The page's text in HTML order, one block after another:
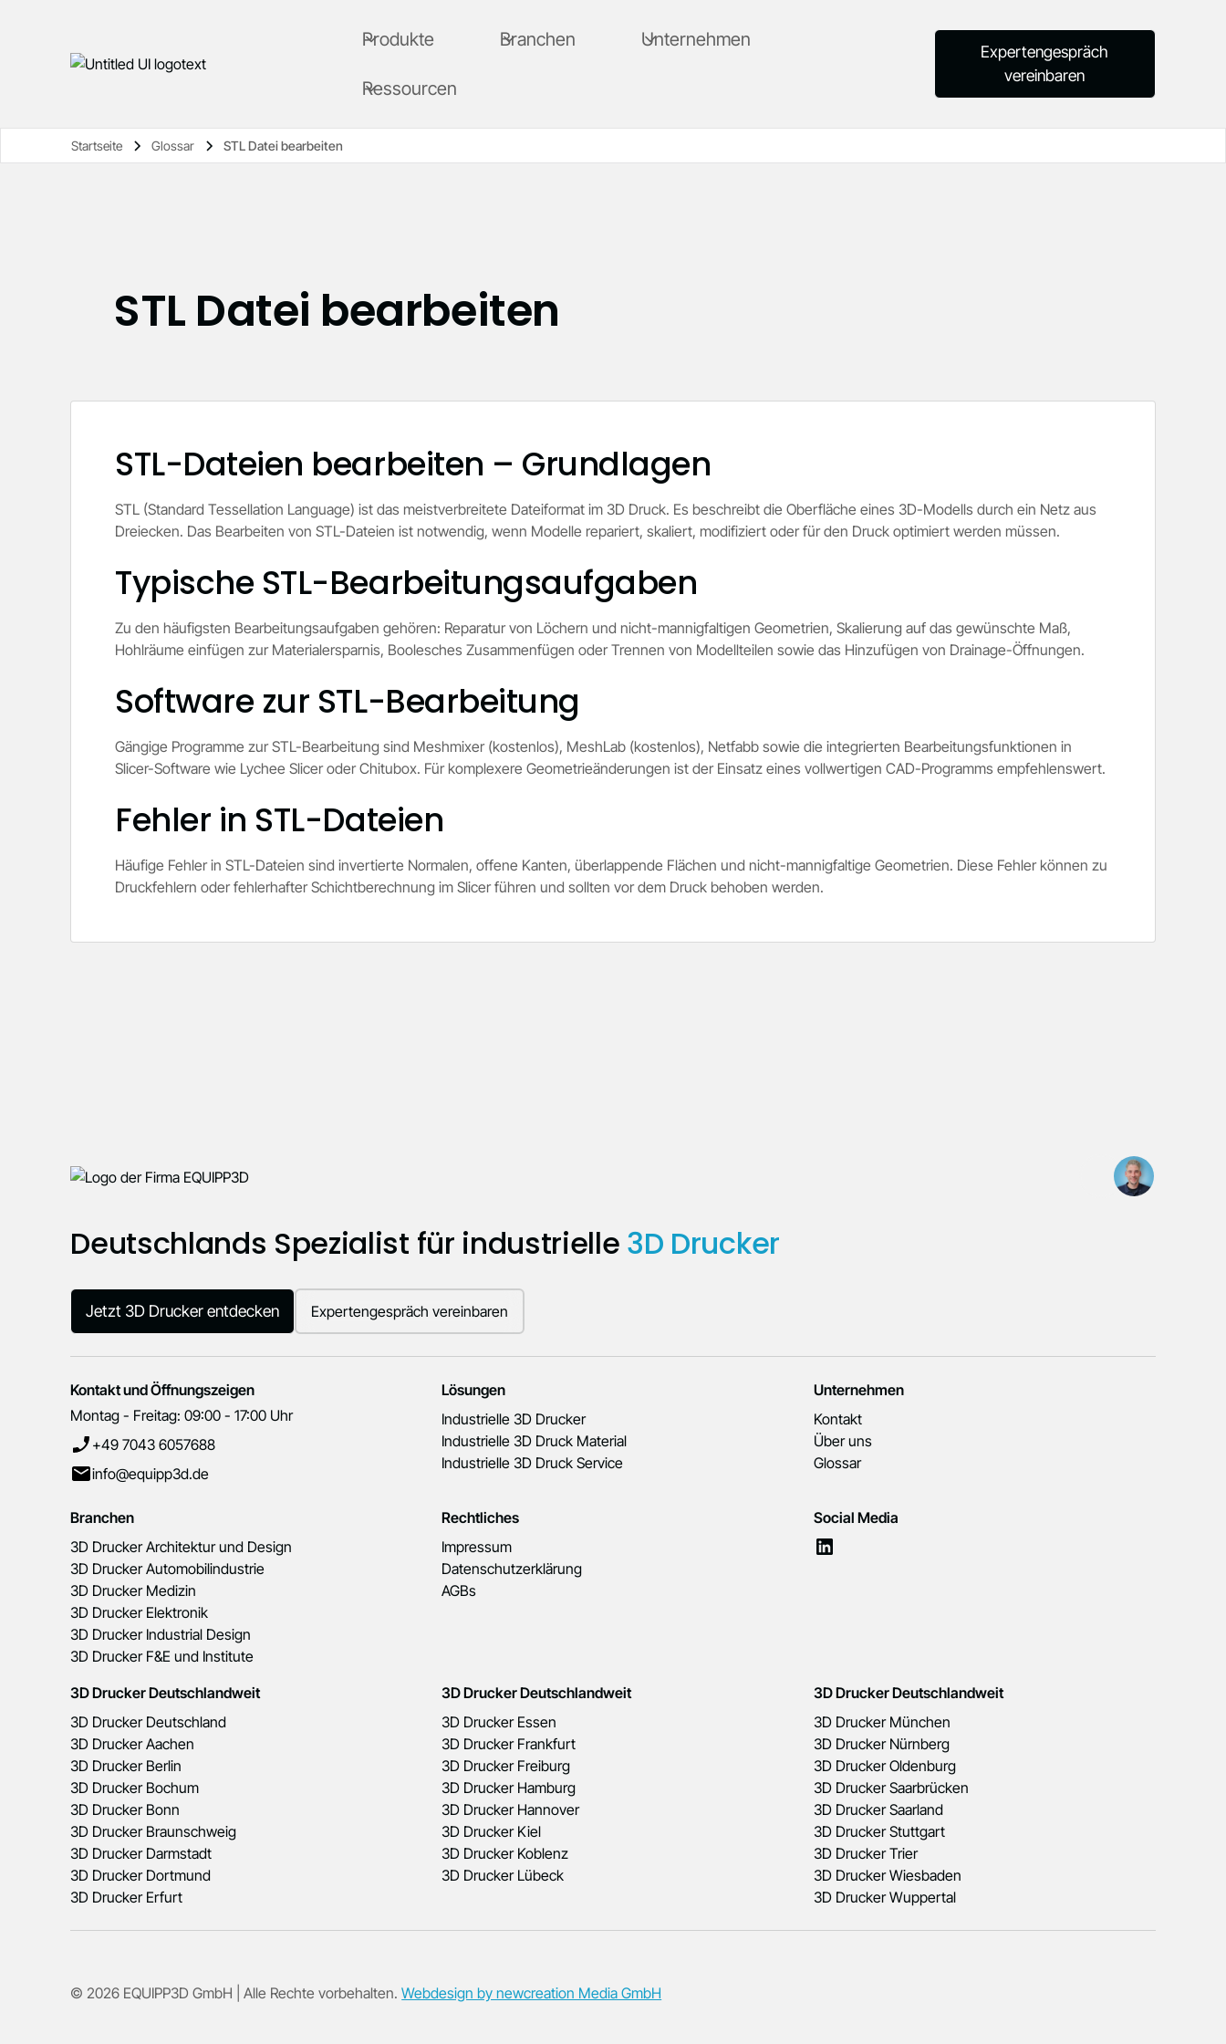
Produkte Branchen Unternehmen
Ressourcen
Expertengespräch
vereinbaren
Startseite Glossar STL Datei bearbeiten
STL Datei bearbeiten
STL-Dateien bearbeiten – Grundlagen
STL (Standard Tessellation Language) ist das meistverbreitete Dateiformat im 3D Druck. Es beschreibt die Oberfläche eines 3D-Modells durch ein Netz aus
Dreiecken. Das Bearbeiten von STL-Dateien ist notwendig, wenn Modelle repariert, skaliert, modifiziert oder für den Druck optimiert werden müssen.
Typische STL-Bearbeitungsaufgaben
Zu den häufigsten Bearbeitungsaufgaben gehören: Reparatur von Löchern und nicht-mannigfaltigen Geometrien, Skalierung auf das gewünschte Maß,
Hohlräume einfügen zur Materialersparnis, Boolesches Zusammenfügen oder Trennen von Modellteilen sowie das Hinzufügen von Drainage-Öffnungen.
Software zur STL-Bearbeitung
Gängige Programme zur STL-Bearbeitung sind Meshmixer (kostenlos), MeshLab (kostenlos), Netfabb sowie die integrierten Bearbeitungsfunktionen in
Slicer-Software wie Lychee Slicer oder Chitubox. Für komplexere Geometrieänderungen ist der Einsatz eines vollwertigen CAD-Programms empfehlenswert.
Fehler in STL-Dateien
Häufige Fehler in STL-Dateien sind invertierte Normalen, offene Kanten, überlappende Flächen und nicht-mannigfaltige Geometrien. Diese Fehler können zu
Druckfehlern oder fehlerhafter Schichtberechnung im Slicer führen und sollten vor dem Druck behoben werden.
Deutschlands Spezialist für industrielle 3D Drucker
Jetzt 3D Drucker entdecken Expertengespräch vereinbaren
Kontakt und Öffnungszeigen
Montag - Freitag: 09:00 - 17:00 Uhr
+49 7043 6057688
info@equipp3d.de
Lösungen
Industrielle 3D Drucker
Industrielle 3D Druck Material
Industrielle 3D Druck Service
Unternehmen
Kontakt
Über uns
Glossar
Branchen
3D Drucker Architektur und Design
3D Drucker Automobilindustrie
3D Drucker Medizin
3D Drucker Elektronik
3D Drucker Industrial Design
3D Drucker F&E und Institute
Rechtliches
Impressum
Datenschutzerklärung
AGBs
Social Media
3D Drucker Deutschlandweit
3D Drucker Deutschland
3D Drucker Aachen
3D Drucker Berlin
3D Drucker Bochum
3D Drucker Bonn
3D Drucker Braunschweig
3D Drucker Darmstadt
3D Drucker Dortmund
3D Drucker Erfurt
3D Drucker Deutschlandweit
3D Drucker Essen
3D Drucker Frankfurt
3D Drucker Freiburg
3D Drucker Hamburg
3D Drucker Hannover
3D Drucker Kiel
3D Drucker Koblenz
3D Drucker Lübeck
3D Drucker Deutschlandweit
3D Drucker München
3D Drucker Nürnberg
3D Drucker Oldenburg
3D Drucker Saarbrücken
3D Drucker Saarland
3D Drucker Stuttgart
3D Drucker Trier
3D Drucker Wiesbaden
3D Drucker Wuppertal
© 2026 EQUIPP3D GmbH | Alle Rechte vorbehalten.Webdesign by newcreation Media GmbH